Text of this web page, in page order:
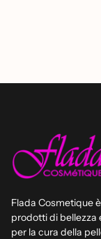
Flada Cosmetique
prodotti di bellezza
per la cura della